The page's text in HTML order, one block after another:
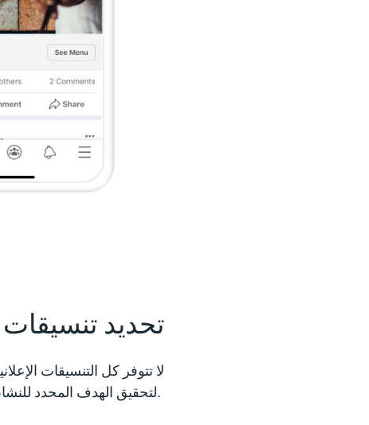
تحديد تنسيقات
لا تتوفر كل التنسيقات
لتحقيق الهدف المحدد للنشاط التجاري.